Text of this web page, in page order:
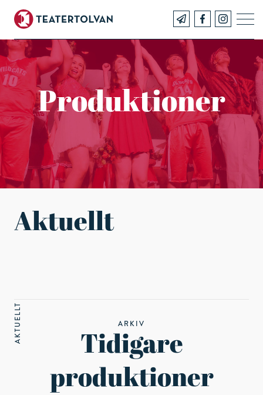
Produktioner
Aktuellt
AKTUELLT ARKIV
Tidigare
produktioner